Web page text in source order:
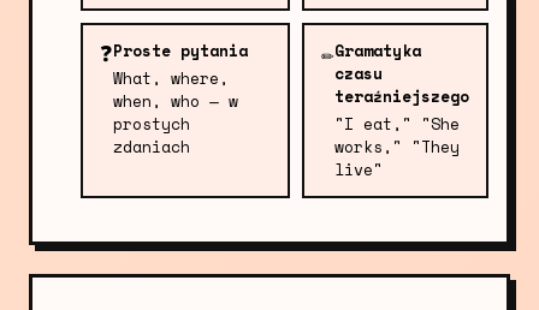
❓Proste pytania
What, where,
when, who — w
prostych
zdaniach
✏️Gramatyka
czasu
teraźniejszego
"I eat," "She
works," "They
live"